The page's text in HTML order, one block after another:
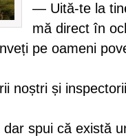
— Uită-te la
mă direct în
pe oameni
noștri și
spui că există